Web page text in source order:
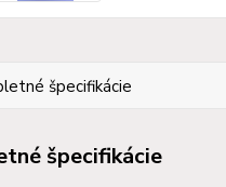
špecifikácie
špecifikácie